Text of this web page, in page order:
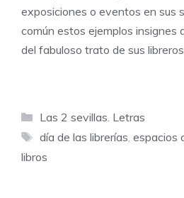
exposiciones o eventos en sus
común estos ejemplos insignes
del fabuloso trato de sus
Categorías
Las 2 sevillas. Letras
Etiquetas
día de las librerías, espacios
libros